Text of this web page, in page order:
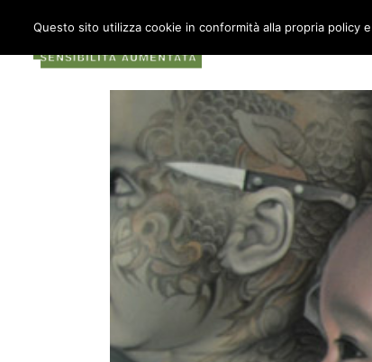
COS’È METABOX
Questo sito utilizza cookie in conformità alla propria policy